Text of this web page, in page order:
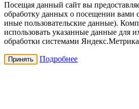
Посещая данный сайт вы
обработку данных о посещении вами
иные пользовательские данные).
использовать указанные данные для
обработки системами
Принять Подробнее